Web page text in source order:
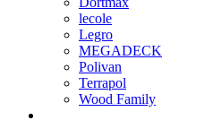
lecole
Legro
MEGADECK
Polivan
Terrapol
Wood Family